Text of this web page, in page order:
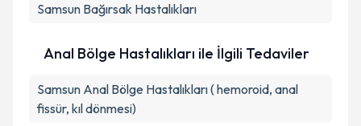
Samsun Bağırsak Hastalıkları
Anal Bölge Hastalıkları ile İlgili Tedaviler
Samsun Anal Bölge Hastalıkları ( hemoroid, anal
fissür, kıl dönmesi)